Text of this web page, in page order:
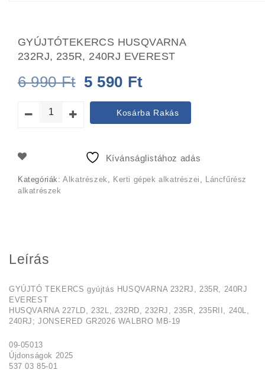
GYÚJTÓTEKERCS HUSQVARNA
232RJ, 235R, 240RJ EVEREST
6 990Ft Original
price
was:
6
5 590 Ft
price
is:
Kosárba Rakás
Kívánságlistához adás
Kategóriák:Alkatrészek Kerti gépek alkatrészei
Láncfűrész
alkatrészek
Leírás
GYÚJTÓ TEKERCS gyújtás HUSQVARNA 232RJ, 235R, 240RJ
EVEREST
HUSQVARNA 227LD, 232L, 232RD, 232RJ, 235R, 235RII, 240L,
240RJ; JONSERED GR2026 WALBRO MB-19
09-05013
Újdonságok 2025
537 03 85-01